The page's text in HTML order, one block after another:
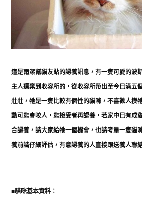
這是雨潔幫貓友貼的認養訊息，有一隻可愛的波
主人遺棄到收容所的，從收容所帶出至今巳滿五
壯壯，牠是一隻比較有個性的貓咪，不喜歡人摸
動可能會咬人，能接受者再認養，若家中巳有成
合認養，請大家給牠一個機會，也請考量一隻貓
養前請仔細評估，有意認養的人直接跟送養人聯
■貓咪基本資料：